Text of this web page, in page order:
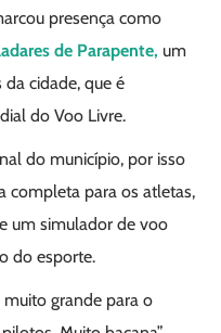
presença como
de Parapente, um
cidade, que é
do Voo Livre.
do município, por isso
completa para os atletas,
um simulador de voo
do esporte.
muito grande para o